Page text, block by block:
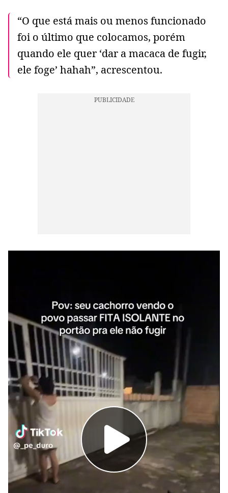
“O que está mais ou menos funcionado
foi o último que colocamos, porém
quando ele quer ‘dar a macaca de fugir,
ele foge’ hahah”, acrescentou.